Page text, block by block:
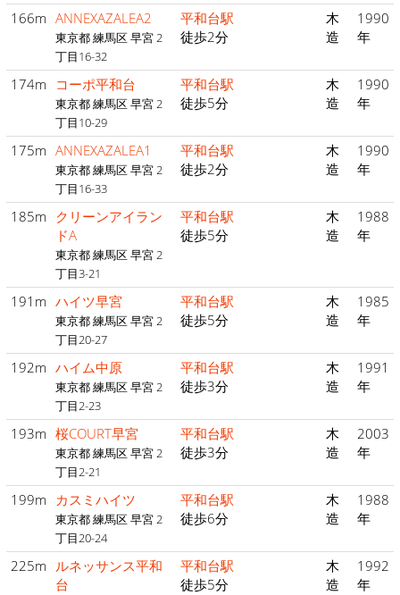
166m ANNEXAZALEA2
東京都 練馬区 早宮 2
丁目16-32
平和台駅
徒歩2分
木
造
1990
年
174m コーポ平和台
東京都 練馬区 早宮 2
丁目10-29
平和台駅
徒歩5分
木
造
1990
年
175m ANNEXAZALEA1
東京都 練馬区 早宮 2
丁目16-33
平和台駅
徒歩2分
木
造
1990
年
185m クリーンアイラン
ドA
東京都 練馬区 早宮 2
丁目3-21
平和台駅
徒歩5分
木
造
1988
年
191m ハイツ早宮
東京都 練馬区 早宮 2
丁目20-27
平和台駅
徒歩5分
木
造
1985
年
192m ハイム中原
東京都 練馬区 早宮 2
丁目2-23
平和台駅
徒歩3分
木
造
1991
年
193m 桜COURT早宮
東京都 練馬区 早宮 2
丁目2-21
平和台駅
徒歩3分
木
造
2003
年
199m カスミハイツ
東京都 練馬区 早宮 2
丁目20-24
平和台駅
徒歩6分
木
造
1988
年
225m ルネッサンス平和
台
平和台駅
徒歩5分
木
造
1992
年